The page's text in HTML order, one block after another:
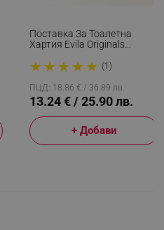
Поставка За Тоалетна
Хартия Evila Originals
Смърч, Ръчна Изработка,
Кафяв
★ ★ ★ ★ ★ (1)
ПЦД: 18.86 € / 36.89 лв.
13.24 € / 25.90 лв.
+ Добави